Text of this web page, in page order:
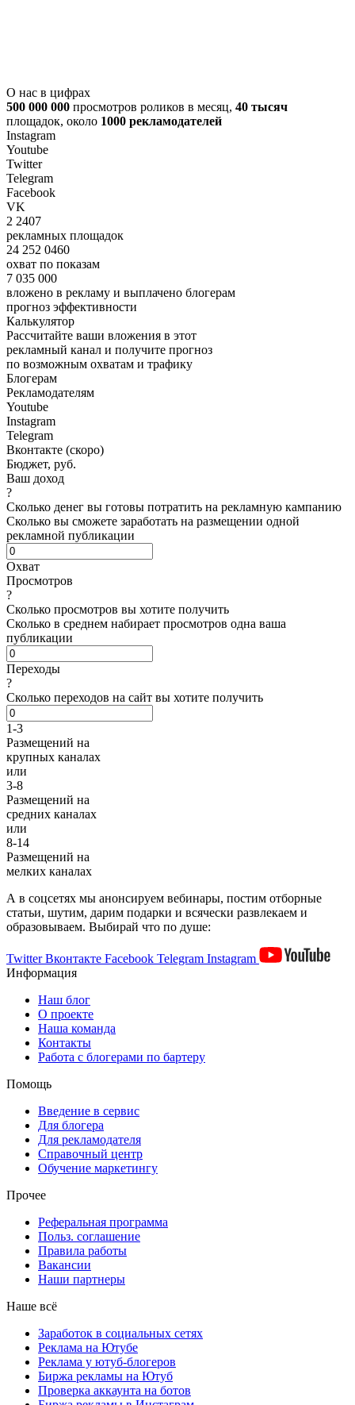
О нас в цифрах
500 000 000 просмотров роликов в месяц, 40 тысяч
площадок, около 1000 рекламодателей
Instagram
Youtube
Twitter
Telegram
Facebook
VK
2 2407
рекламных площадок
24 252 0460
охват по показам
7 035 000
вложено в рекламу и выплачено блогерам
прогноз эффективности
Калькулятор
Рассчитайте ваши вложения в этот
рекламный канал и получите прогноз
по возможным охватам и трафику
Блогерам
Рекламодателям
Youtube
Instagram
Telegram
Вконтакте (скоро)
Бюджет, руб.
Ваш доход
?
Сколько денег вы готовы потратить на рекламную кампанию
Сколько вы сможете заработать на размещении одной
рекламной публикации
Охват
Просмотров
?
Сколько просмотров вы хотите получить
Сколько в среднем набирает просмотров одна ваша
публикации
Переходы
?
Сколько переходов на сайт вы хотите получить
1-3
Размещений на
крупных каналах
или
3-8
Размещений на
средних каналах
или
8-14
Размещений на
мелких каналах
А в соцсетях мы анонсируем вебинары, постим отборные
статьи, шутим, дарим подарки и всячески развлекаем и
образовываем. Выбирай что по душе:
TwitterВконтакте Facebook Telegram Instagram
Информация
Наш блог
О проекте
Наша команда
Контакты
Работа с блогерами по бартеру
Помощь
Введение в сервис
Для блогера
Для рекламодателя
Справочный центр
Обучение маркетингу
Прочее
Реферальная программа
Польз. соглашение
Правила работы
Вакансии
Наши партнеры
Наше всё
Заработок в социальных сетях
Реклама на Ютубе
Реклама у ютуб-блогеров
Биржа рекламы на Ютуб
Проверка аккаунта на ботов